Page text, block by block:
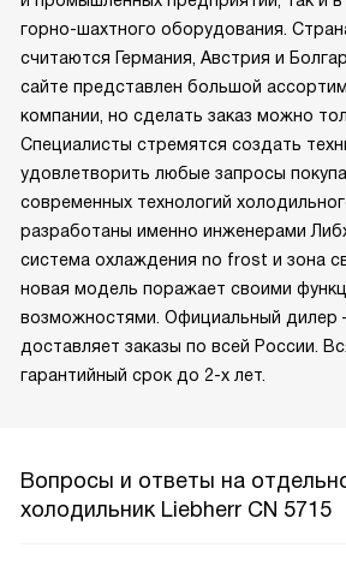
горно-шахтного оборудования.
считаются Германия, Австрия и
сайте представлен большой
компании, но сделать заказ можно
Специалисты стремятся создать
удовлетворить любые запросы
современных технологий
разработаны именно инженерами
система охлаждения no frost и зона
новая модель поражает своими
возможностями. Официальный
доставляет заказы по всей России.
гарантийный срок до 2-х лет.
Вопросы и ответы на
холодильник Liebherr CN 5715